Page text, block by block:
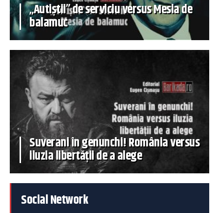
„Autiștii” de serviciu versus Mesia de
balamuc
Suverani în genunchi! România versus
iluzia libertății de a alege
Social Network